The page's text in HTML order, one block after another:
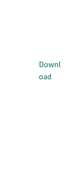
Downl
oad